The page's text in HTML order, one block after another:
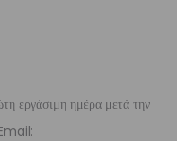
εργάσιμη ημέρα μετά την